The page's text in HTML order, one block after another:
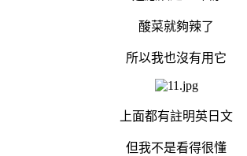
酸菜就夠辣了
所以我也沒有用它
上面都有註明英日文
但我不是看得很懂